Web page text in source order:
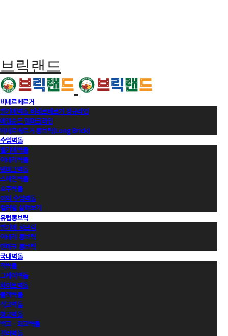
브릭랜드
비네르베르거
벨기에벽돌 비네르베르거 정규라인
에겐순드 덴마크라인
비네르베르거 롱브릭(Long Brick)
수입벽돌
벨기에벽돌
이태리벽돌
덴마크벽돌
스페인벽돌
호주벽돌
이외 수입벽돌
컬러별 살펴보기
유럽롱브릭
벨기에 롱브릭
이태리 롱브릭
덴마크 롱브릭
국내벽돌
적벽돌
그레이벽돌
화이트벽돌
블랙벽돌
적고벽돌
청고벽돌
백고ㆍ회고벽돌
컬러벽돌